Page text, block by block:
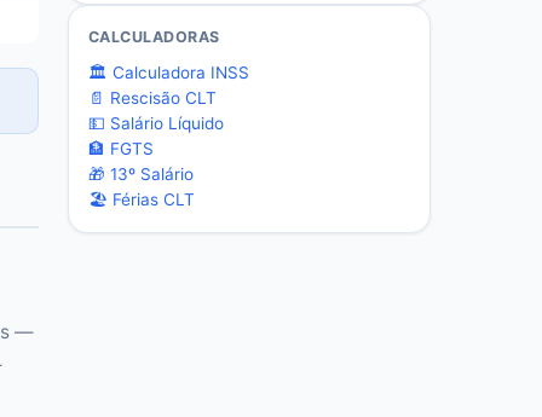
—
CALCULADORAS
🏛️ Calculadora INSS
📄 Rescisão CLT
💵 Salário Líquido
🏦 FGTS
🎁 13º Salário
🏖️ Férias CLT